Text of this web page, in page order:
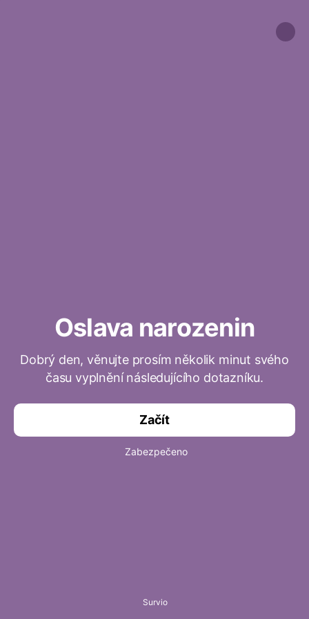
Oslava narozenin
Dobrý den, věnujte prosím několik minut svého
času vyplnění následujícího dotazníku.
Začít
Zabezpečeno
Survio